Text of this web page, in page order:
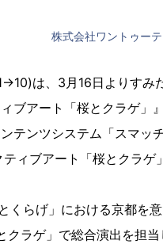
株式会社ワントゥー
は、3月16日よりすみ
ブアート「桜とクラゲ」』
テンツシステム「スマッ
ィブアート「桜とクラゲ」
くらげ」における京都を意
ラゲ」で総合演出を担当